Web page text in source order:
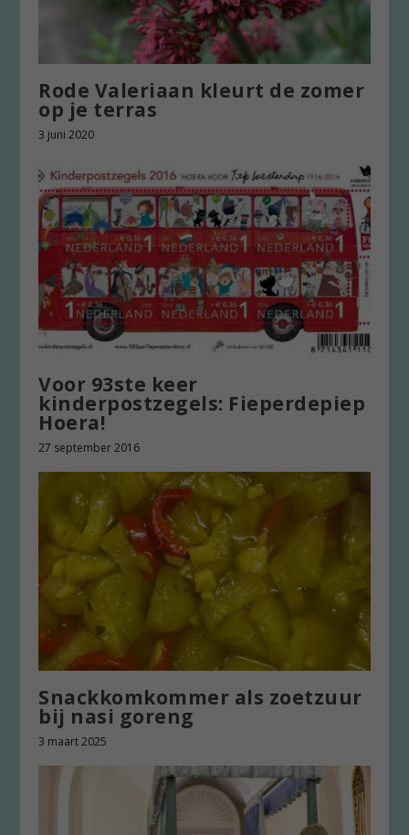
Rode Valeriaan kleurt de zomer
op je terras
3 juni 2020
Voor 93ste keer
kinderpostzegels: Fieperdepiep
Hoera!
27 september 2016
Snackkomkommer als zoetzuur
bij nasi goreng
3 maart 2025